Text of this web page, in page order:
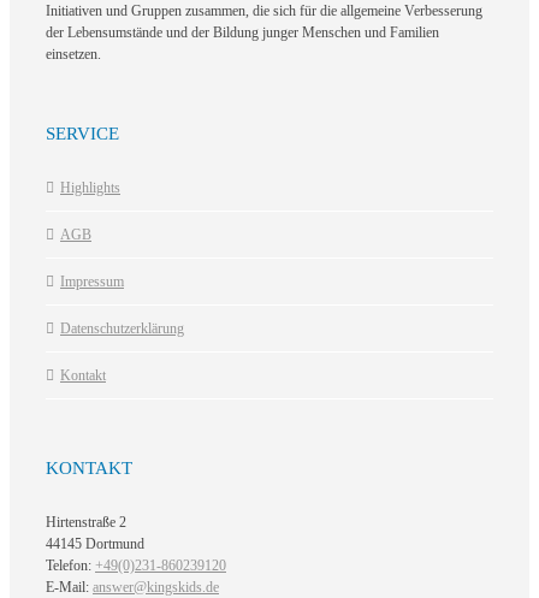
Initiativen und Gruppen zusammen, die sich für die allgemeine Verbesserung
der Lebensumstände und der Bildung junger Menschen und Familien
einsetzen.
SERVICE
Highlights
AGB
Impressum
Datenschutzerklärung
Kontakt
KONTAKT
Hirtenstraße 2
44145 Dortmund
Telefon: +49(0)231-860239120
E-Mail: answer@kingskids.de